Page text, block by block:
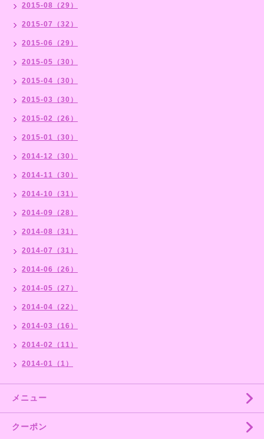
2015-08（29）
2015-07（32）
2015-06（29）
2015-05（30）
2015-04（30）
2015-03（30）
2015-02（26）
2015-01（30）
2014-12（30）
2014-11（30）
2014-10（31）
2014-09（28）
2014-08（31）
2014-07（31）
2014-06（26）
2014-05（27）
2014-04（22）
2014-03（16）
2014-02（11）
2014-01（1）
メニュー
クーポン